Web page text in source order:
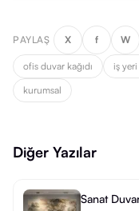
PAYLAŞ X f W
ofis duvar kağıdı iş
kurumsal
Diğer Yazılar
Sanat